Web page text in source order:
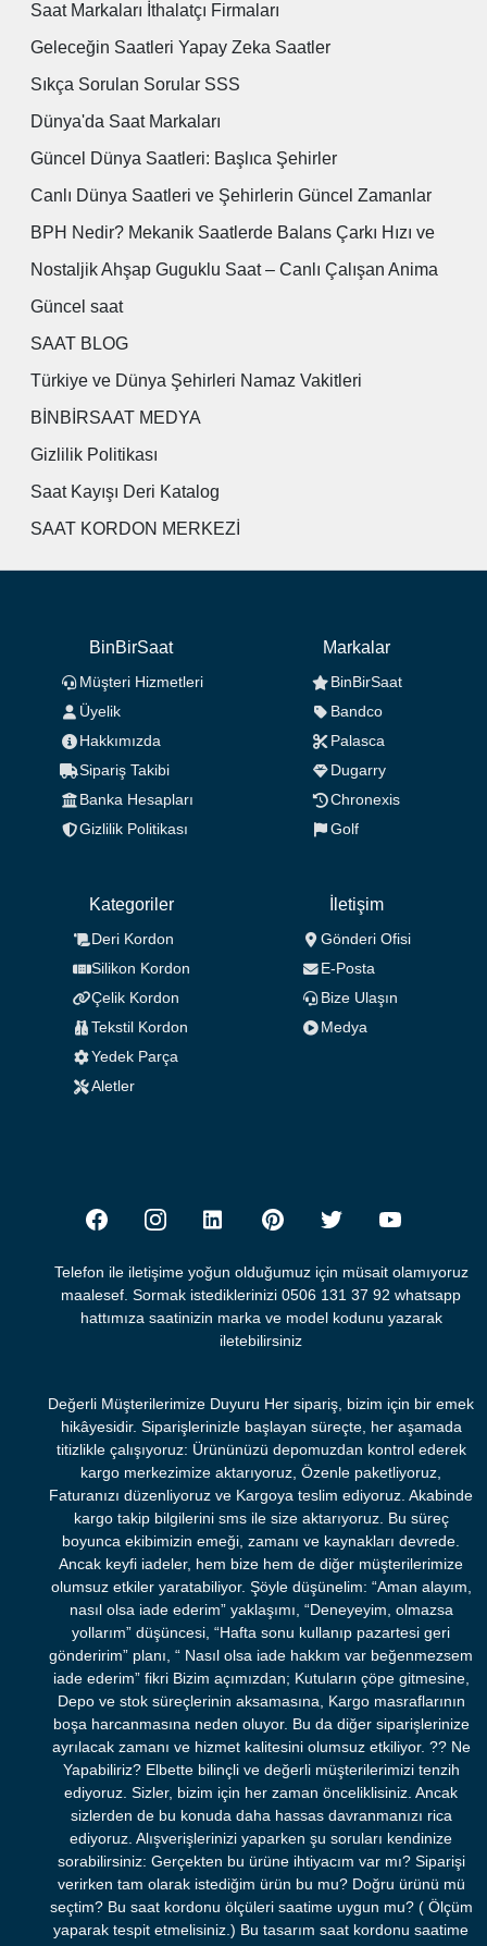
Saat Markaları İthalatçı Firmaları
Geleceğin Saatleri Yapay Zeka Saatler
Sıkça Sorulan Sorular SSS
Dünya'da Saat Markaları
Güncel Dünya Saatleri: Başlıca Şehirler
Canlı Dünya Saatleri ve Şehirlerin Güncel Zamanlar
BPH Nedir? Mekanik Saatlerde Balans Çarkı Hızı ve
Nostaljik Ahşap Guguklu Saat – Canlı Çalışan Anima
Güncel saat
SAAT BLOG
Türkiye ve Dünya Şehirleri Namaz Vakitleri
BİNBİRSAAT MEDYA
Gizlilik Politikası
Saat Kayışı Deri Katalog
SAAT KORDON MERKEZİ
BinBirSaat
Müşteri Hizmetleri
Üyelik
Hakkımızda
Sipariş Takibi
Banka Hesapları
Gizlilik Politikası
Markalar
BinBirSaat
Bandco
Palasca
Dugarry
Chronexis
Golf
Kategoriler
Deri Kordon
Silikon Kordon
Çelik Kordon
Tekstil Kordon
Yedek Parça
Aletler
İletişim
Gönderi Ofisi
E-Posta
Bize Ulaşın
Medya
Telefon ile iletişime yoğun olduğumuz için müsait olamıyoruz
maalesef. Sormak istediklerinizi 0506 131 37 92 whatsapp
hattımıza saatinizin marka ve model kodunu yazarak
iletebilirsiniz
Değerli Müşterilerimize Duyuru Her sipariş, bizim için bir emek
hikâyesidir. Siparişlerinizle başlayan süreçte, her aşamada
titizlikle çalışıyoruz: Ürününüzü depomuzdan kontrol ederek
kargo merkezimize aktarıyoruz, Özenle paketliyoruz,
Faturanızı düzenliyoruz ve Kargoya teslim ediyoruz. Akabinde
kargo takip bilgilerini sms ile size aktarıyoruz. Bu süreç
boyunca ekibimizin emeği, zamanı ve kaynakları devrede.
Ancak keyfi iadeler, hem bize hem de diğer müşterilerimize
olumsuz etkiler yaratabiliyor. Şöyle düşünelim: “Aman alayım,
nasıl olsa iade ederim” yaklaşımı, “Deneyeyim, olmazsa
yollarım” düşüncesi, “Hafta sonu kullanıp pazartesi geri
gönderirim” planı, “ Nasıl olsa iade hakkım var beğenmezsem
iade ederim” fikri Bizim açımızdan; Kutuların çöpe gitmesine,
Depo ve stok süreçlerinin aksamasına, Kargo masraflarının
boşa harcanmasına neden oluyor. Bu da diğer siparişlerinize
ayrılacak zamanı ve hizmet kalitesini olumsuz etkiliyor. ?? Ne
Yapabiliriz? Elbette bilinçli ve değerli müşterilerimizi tenzih
ediyoruz. Sizler, bizim için her zaman önceliklisiniz. Ancak
sizlerden de bu konuda daha hassas davranmanızı rica
ediyoruz. Alışverişlerinizi yaparken şu soruları kendinize
sorabilirsiniz: Gerçekten bu ürüne ihtiyacım var mı? Siparişi
verirken tam olarak istediğim ürün bu mu? Doğru ürünü mü
seçtim? Bu saat kordonu ölçüleri saatime uygun mu? ( Ölçüm
yaparak tespit etmelisiniz.) Bu tasarım saat kordonu saatime